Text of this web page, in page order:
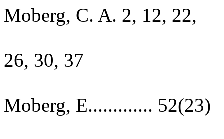
Moberg, C. A. 2, 12, 22,
26, 30, 37
Moberg, E............. 52(23)